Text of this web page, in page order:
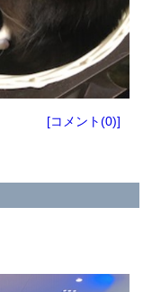
[コメント(0)]